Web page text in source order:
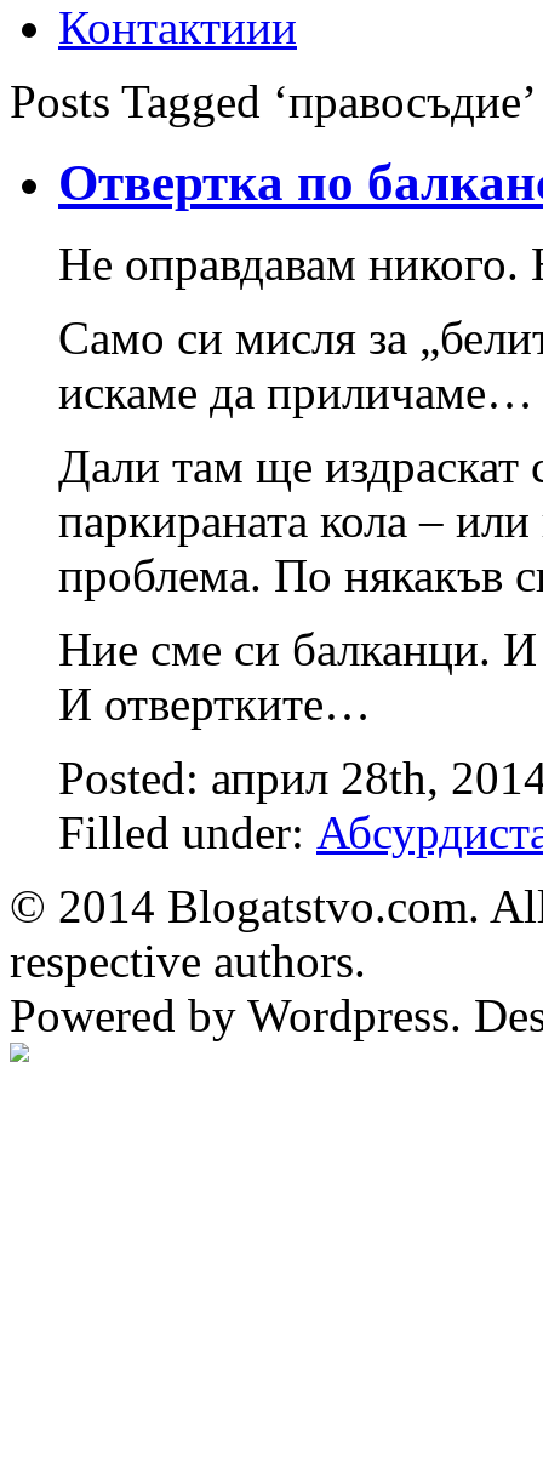
Контактиии
Posts Tagged ‘правосъдие’
Отвертка по
Не оправдавам
Само си мисля за
искаме да приличаме…
Дали там ще издраскат
паркираната кола –
проблема. По някакъв
Ние сме си балканци. И
И отвертките…
Posted: април 28th,
Filled under:
© 2014 Blogatstvo.com.
respective authors.
Powered by Wordpress.